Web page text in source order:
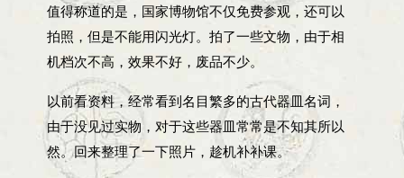
值得称道的是，国家博物馆不仅免费参观，还可以
拍照，但是不能用闪光灯。拍了一些文物，由于相
机档次不高，效果不好，废品不少。
以前看资料，经常看到名目繁多的古代器皿名词，
由于没见过实物，对于这些器皿常常是不知其所以
然。回来整理了一下照片，趁机补补课。